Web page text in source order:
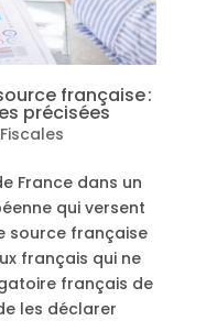
française :
précisées
France dans un
qui versent
source française
français qui ne
français de
les déclarer